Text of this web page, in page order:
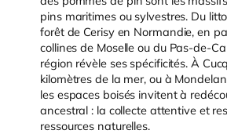
pins maritimes ou sylvestres. Du
forêt de Cerisy en Normandie, en
collines de Moselle ou du Pas-de-
région révèle ses spécificités. À
kilomètres de la mer, ou à
les espaces boisés invitent à
ancestral : la collecte attentive et
ressources naturelles.